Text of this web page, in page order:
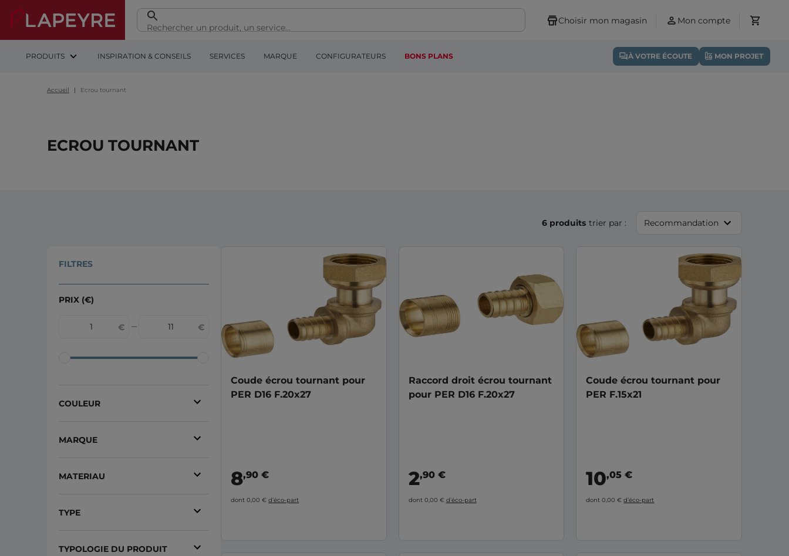
Choisir mon magasin Mon compte
PRODUITS INSPIRATION & CONSEILS SERVICES MARQUE CONFIGURATEURS BONS PLANS À VOTRE ÉCOUTE MON PROJET
Accueil Ecrou tournant
ECROU TOURNANT
FILTRES
PRIX (€)
COULEUR
MARQUE
MATERIAU
TYPE
TYPOLOGIE DU PRODUIT
6 produits trier par : Recommandation
Coude écrou tournant pour
PER D16 F.20x27
8,90 €
dont 0,00 € d’éco-part
Raccord droit écrou tournant
pour PER D16 F.20x27
2,90 €
dont 0,00 € d’éco-part
Coude écrou tournant pour
PER F.15x21
10,05 €
dont 0,00 €d’éco-part